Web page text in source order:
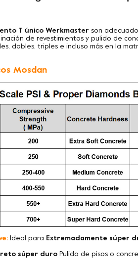
T único Werkmaster son
de revestimientos y pulido de
dobles, triples e incluso más en la
Mosdan
Ideal para Extremadamente súper
súper duro Pulido de pisos o